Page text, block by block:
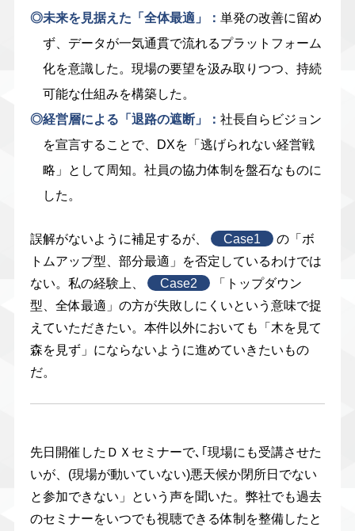
◎未来を見据えた「全体最適」： 単発の改善に留め
ず、データが一気通貫で流れるプラットフォーム
化を意識した。現場の要望を汲み取りつつ、持続
可能な仕組みを構築した。
◎経営層による「退路の遮断」： 社長自らビジョン
を宣言することで、DXを「逃げられない経営戦
略」として周知。社員の協力体制を盤石なものに
した。
誤解がないように補足するが、 Case1
の「ボ
トムアップ型、部分最適」を否定しているわけでは
ない。私の経験上、
Case2
「トップダウン
型、全体最適」の方が失敗しにくいという意味で捉
えていただきたい。本件以外においても「木を見て
森を見ず」にならないように進めていきたいもの
だ。
先日開催したＤＸセミナーで､｢現場にも受講させた
いが、(現場が動いていない)悪天候か閉所日でない
と参加できない」という声を聞いた。弊社でも過去
のセミナーをいつでも視聴できる体制を整備したと